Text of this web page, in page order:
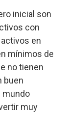
inicial son
con
en
mínimos de
no tienen
buen
mundo
muy